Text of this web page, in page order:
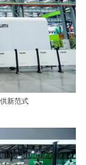
新范式